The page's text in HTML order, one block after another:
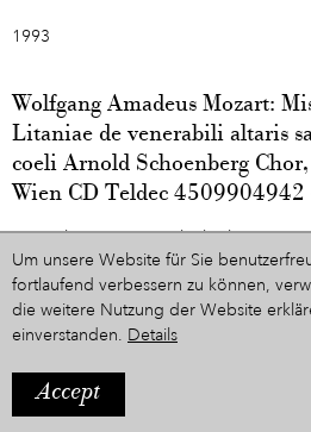
1993
Wolfgang Amadeus Mozart:
Litaniae de venerabili altaris
coeli Arnold Schoenberg
Wien CD Teldec
Mit Barbara Bonney, Elisabeth von
Alain Cachemaille
1. Missa solemnis in C-Dur, KV 337
2. Litaniae de venerabili altaris
Aufgenommen im Rahmen der styriarte
Um unsere Website für Sie
fortlaufend verbessern zu können,
die weitere Nutzung der Website
einverstanden. Details
Accept